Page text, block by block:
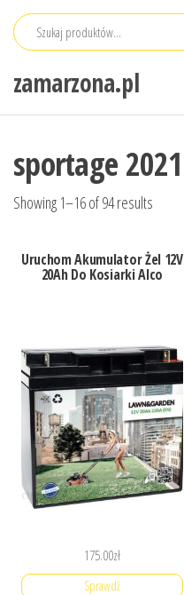
Przejdź
zamarzona.pl
sportage 2021
Showing 1–16 of 94 results
Uruchom Akumulator Żel 12V
20Ah Do Kosiarki Alco
175.00zł
Sprawdź